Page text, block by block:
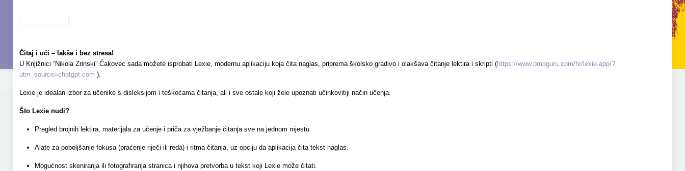
Čitaj i uči – lakše i bez stresa!
U Knjižnici “Nikola Zrinski” Čakovec sada možete isprobati Lexie, modernu aplikaciju koja čita naglas, priprema školsko gradivo i olakšava čitanje lektira i skripti (https://www.omoguru.com/hr/lexie-app/?
utm_source=chatgpt.com ).
Lexie je idealan izbor za učenike s disleksijom i teškoćama čitanja, ali i sve ostale koji žele upoznati učinkovitiji način učenja.
Što Lexie nudi?
Pregled brojnih lektira, materijala za učenje i priča za vježbanje čitanja sve na jednom mjestu.
Alate za poboljšanje fokusa (praćenje riječi ili reda) i ritma čitanja, uz opciju da aplikacija čita tekst naglas.
Mogućnost skeniranja ili fotografiranja stranica i njihova pretvorba u tekst koji Lexie može čitati.